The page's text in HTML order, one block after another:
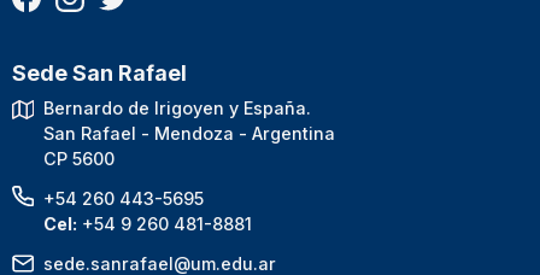
Sede San Rafael
Bernardo de Irigoyen y España.
San Rafael - Mendoza - Argentina
CP 5600
+54 260 443-5695
Cel: +54 9 260 481-8881
sede.sanrafael@um.edu.ar